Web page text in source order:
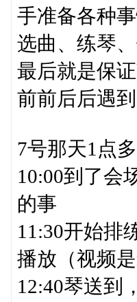
手准备各种
选曲、练琴
最后就是保
前前后后遇
7号那天1点
10:00到了会
的事
11:30开始排
播放（视频
12:40琴送到